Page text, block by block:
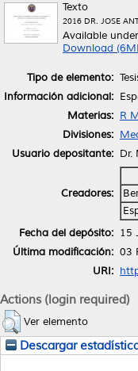
Texto
2016 DR. JOSE
Available
Download
Tipo de elemento:
Información adicional:
Materias: R
Divisiones:
Usuario depositante: Dr.
Creadores:
Fecha del depósito: 15
Última modificación: 03
URI:
Actions (login required)
Ver elemento
Descargar